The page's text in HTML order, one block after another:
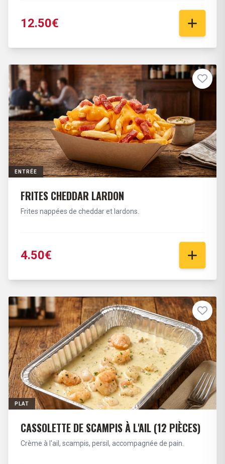
12.50€
ENTRÉE
FRITES CHEDDAR LARDON
Frites nappées de cheddar et lardons.
4.50€
PLAT
CASSOLETTE DE SCAMPIS À L'AIL (12 PIÈCES)
Crème à l'ail, scampis, persil, accompagnée de pain.